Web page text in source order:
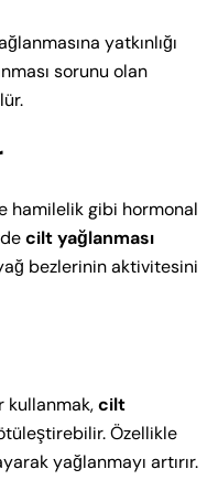
yatkınlığı
sorunu olan
hamilelik gibi hormonal
cilt yağlanması
bezlerinin aktivitesini
kullanmak,cilt
Özellikle
yağlanmayı artırır.